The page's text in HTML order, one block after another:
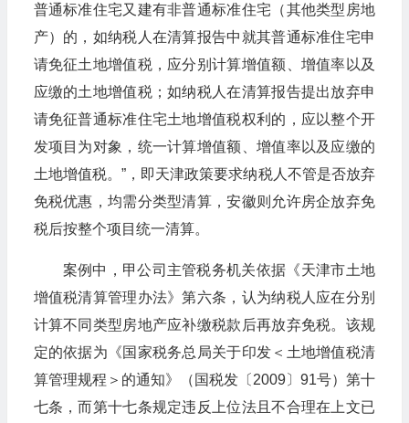
普通标准住宅又建有非普通标准住宅（其他类型房地
产）的，如纳税人在清算报告中就其普通标准住宅申
请免征土地增值税，应分别计算增值额、增值率以及
应缴的土地增值税；如纳税人在清算报告提出放弃申
请免征普通标准住宅土地增值税权利的，应以整个开
发项目为对象，统一计算增值额、增值率以及应缴的
土地增值税。”，即天津政策要求纳税人不管是否放弃
免税优惠，均需分类型清算，安徽则允许房企放弃免
税后按整个项目统一清算。
案例中，甲公司主管税务机关依据《天津市土地
增值税清算管理办法》第六条，认为纳税人应在分别
计算不同类型房地产应补缴税款后再放弃免税。该规
定的依据为《国家税务总局关于印发＜土地增值税清
算管理规程＞的通知》（国税发〔2009〕91号）第十
七条，而第十七条规定违反上位法且不合理在上文已